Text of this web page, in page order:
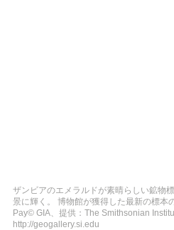
ザンビアのエメラルドが素晴らしい鉱物
景に輝く。 博物館が獲得した最新の標本
Pay© GIA、提供：The Smithsonian
http://geogallery.si.edu